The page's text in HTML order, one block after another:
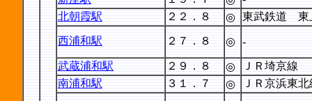
北朝霞駅
２２．８ ◎ 東武鉄道 東
西浦和駅 ２７．８ ◎ -
武蔵浦和駅 ２９．８ ◎
ＪＲ埼京線
南浦和駅
３１．７ ◎ ＪＲ京浜東北